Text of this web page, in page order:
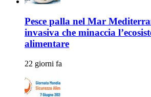
Pesce palla nel Mar
invasiva che minaccia
alimentare
22 giorni fa